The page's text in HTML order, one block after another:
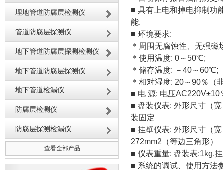
埋地管道防腐层检测仪
管道防腐层探测仪
地下管道防腐层探测检测仪
地下管道防腐层探测仪
地下管道检漏仪
防腐层检测仪
防腐层探测检漏仪
查看全部产品
■ 具有上电和掉电抑制功
能.
■ 环境要求:
＊周围无腐蚀性、无强磁
＊使用温度: 0～50℃;
＊储存温度: －40～60℃;
＊相对湿度: 20～90％（
■ 电 源: 电压AC220V±10
■ 盘装仪表: 外形尺寸（
装固定
■ 挂壁仪表: 外形尺寸（
272mm2（等边三角形）
■ 仪表重量: 盘装表:1kg.
■ 系统的调试、使用方法